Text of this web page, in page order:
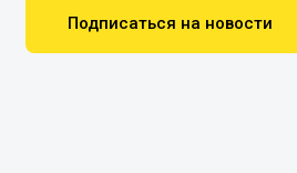
Подписаться на новости